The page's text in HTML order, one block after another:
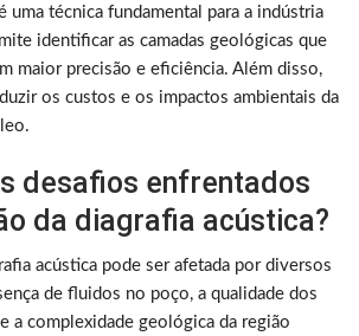
uma técnica fundamental para a indústria
identificar as camadas geológicas que
maior precisão e eficiência. Além disso,
os custos e os impactos ambientais da
desafios enfrentados
da diagrafia acústica?
acústica pode ser afetada por diversos
de fluidos no poço, a qualidade dos
a complexidade geológica da região